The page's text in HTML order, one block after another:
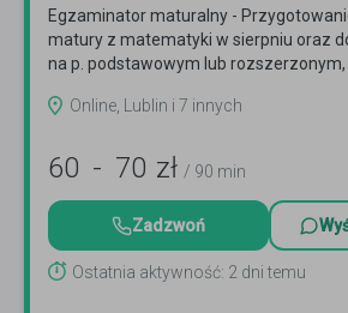
Egzaminator maturalny -
matury z matematyki w sierpniu oraz
na p. podstawowym lub
Online, Lublin i 7 innych
60 - 70 zł / 90 min
Zadzwoń
Ostatnia aktywność: 2 dni temu